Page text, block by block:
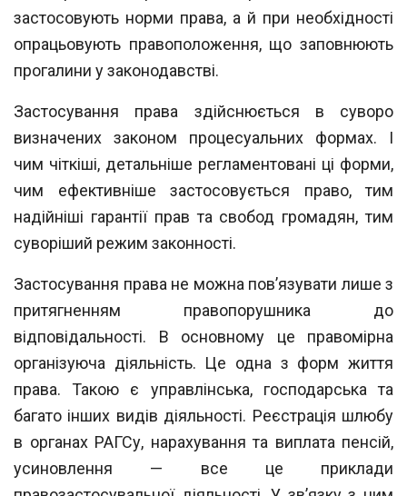
застосовують норми права, а й при необхідності
опрацьовують правоположення, що заповнюють
прогалини у законодавстві.
Застосування права здійснюється в суворо
визначених законом процесуальних формах. І
чим чіткіші, детальніше регламентовані ці форми,
чим ефективніше застосовується право, тим
надійніші гарантії прав та свобод громадян, тим
суворіший режим законності.
Застосування права не можна пов’язувати лише з
притягненням правопорушника до
відповідальності. В основному це правомірна
організуюча діяльність. Це одна з форм життя
права. Такою є управлінська, господарська та
багато інших видів діяльності. Реєстрація шлюбу
в органах РАГСу, нарахування та виплата пенсій,
усиновлення — все це приклади